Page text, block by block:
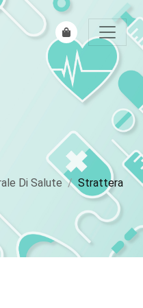
Di Salute Strattera